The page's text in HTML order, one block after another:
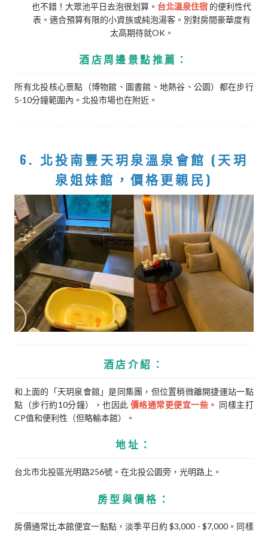
也不錯！大眾池平日去泡很划算。 台北溫泉住宿 的便利性代
表。適合預算有限的小資族或純泡湯客。別對房間豪華度有
太高期待就OK。
酒店周邊景點推薦：
所有北投核心景點（博物館、圖書館、地熱谷、公園）都在步行
5-10分鐘範圍內。北投市場也在附近。
6. 北投南豐天玥泉溫泉會館 (天玥
泉姐妹館，價格更親民)
酒店介紹：
和上面的「天玥泉會館」是同集團，但位置稍微離開捷運站一點
點（步行約10分鐘），也因此 價格通常更便宜一些。 同樣主打
CP值和便利性（但略輸本館）。
地址：
台北市北投區光明路256號。在北投公園旁，光明路上。
房型與價格：
房價通常比本館便宜一點點，淡季平日約 $3,000 - $7,000。同樣